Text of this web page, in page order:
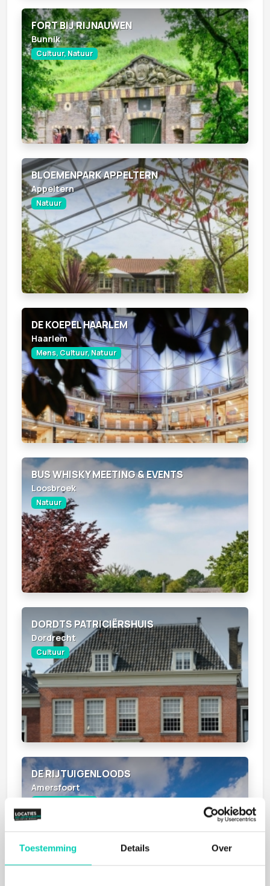
Toestemming Details Over
FORT BIJ RIJNAUWEN
Bunnik
Cultuur, Natuur
BLOEMENPARK APPELTERN
Appeltern
Natuur
DE KOEPEL HAARLEM
Haarlem
Mens, Cultuur, Natuur
BUS WHISKY MEETING & EVENTS
Loosbroek
Natuur
DORDTS PATRICIËRSHUIS
Dordrecht
Cultuur
DE RIJTUIGENLOODS
Amersfoort